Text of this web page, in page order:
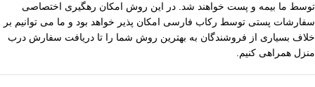
توسط ما بیمه و پست خواهند شد. در این روش امکان رهگیری اختصاصی
سفارشات پستی توسط رکاب فارسی امکان پذیر خواهد بود و ما می توانیم بر
خلاف بسیاری از فروشندگان به بهترین روش شما را تا دریافت سفارش درب
منزل همراهی کنیم.